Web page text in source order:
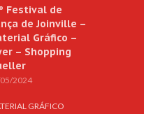
Festival de
de Joinville –
Gráfico –
– Shopping
2024
GRÁFICO